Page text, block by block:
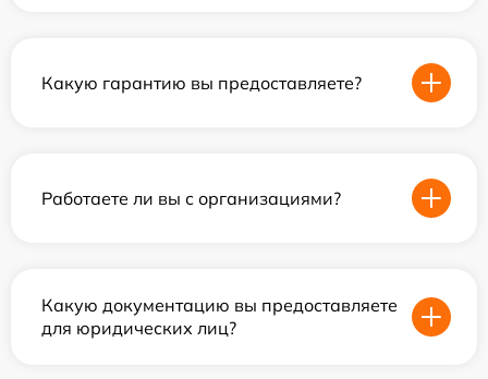
Какую гарантию вы предоставляете?
Работаете ли вы с организациями?
Какую документацию вы предоставляете
для юридических лиц?